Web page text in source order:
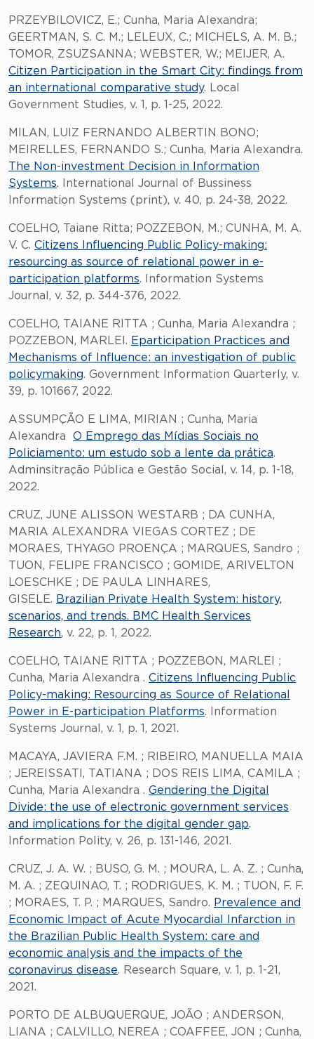
PRZEYBILOVICZ, E.; Cunha, Maria Alexandra;
GEERTMAN, S. C. M.; LELEUX, C.; MICHELS, A. M. B.;
TOMOR, ZSUZSANNA; WEBSTER, W.; MEIJER, A.
Citizen Participation in the Smart City: findings from
an international comparative study. Local
Government Studies, v. 1, p. 1-25, 2022.
MILAN, LUIZ FERNANDO ALBERTIN BONO;
MEIRELLES, FERNANDO S.; Cunha, Maria Alexandra.
The Non-investment Decision in Information
Systems. International Journal of Bussiness
Information Systems (print), v. 40, p. 24-38, 2022.
COELHO, Taiane Ritta; POZZEBON, M.; CUNHA, M. A.
V. C. Citizens Influencing Public Policy-making:
resourcing as source of relational power in e-
participation platforms. Information Systems
Journal, v. 32, p. 344-376, 2022.
COELHO, TAIANE RITTA ; Cunha, Maria Alexandra ;
POZZEBON, MARLEI. Eparticipation Practices and
Mechanisms of Influence: an investigation of public
policymaking. Government Information Quarterly, v.
39, p. 101667, 2022.
ASSUMPÇÃO E LIMA, MIRIAN ; Cunha, Maria
Alexandra O Emprego das Mídias Sociais no
Policiamento: um estudo sob a lente da prática.
Adminsitração Pública e Gestão Social, v. 14, p. 1-18,
2022.
CRUZ, JUNE ALISSON WESTARB ; DA CUNHA,
MARIA ALEXANDRA VIEGAS CORTEZ ; DE
MORAES, THYAGO PROENÇA ; MARQUES, Sandro ;
TUON, FELIPE FRANCISCO ; GOMIDE, ARIVELTON
LOESCHKE ; DE PAULA LINHARES,
GISELE. Brazilian Private Health System: history,
scenarios, and trends. BMC Health Services
Research, v. 22, p. 1, 2022.
COELHO, TAIANE RITTA ; POZZEBON, MARLEI ;
Cunha, Maria Alexandra . Citizens Influencing Public
Policy-making: Resourcing as Source of Relational
Power in E-participation Platforms. Information
Systems Journal, v. 1, p. 1, 2021.
MACAYA, JAVIERA F.M. ; RIBEIRO, MANUELLA MAIA
; JEREISSATI, TATIANA ; DOS REIS LIMA, CAMILA ;
Cunha, Maria Alexandra . Gendering the Digital
Divide: the use of electronic government services
and implications for the digital gender gap.
Information Polity, v. 26, p. 131-146, 2021.
CRUZ, J. A. W. ; BUSO, G. M. ; MOURA, L. A. Z. ; Cunha,
M. A. ; ZEQUINAO, T. ; RODRIGUES, K. M. ; TUON, F. F.
; MORAES, T. P. ; MARQUES, Sandro. Prevalence and
Economic Impact of Acute Myocardial Infarction in
the Brazilian Public Health System: care and
economic analysis and the impacts of the
coronavirus disease. Research Square, v. 1, p. 1-21,
2021.
PORTO DE ALBUQUERQUE, JOÃO ; ANDERSON,
LIANA ; CALVILLO, NEREA ; COAFFEE, JON ; Cunha,